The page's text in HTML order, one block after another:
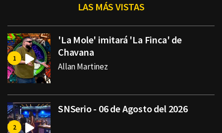
LAS MÁS VISTAS
'La Mole' imitará 'La Finca' de
Chavana
Allan Martinez
SNSerio - 06 de Agosto del 2026